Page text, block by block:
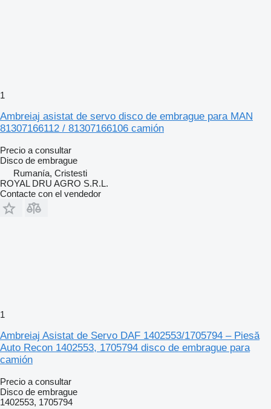
1
Ambreiaj asistat de servo disco de embrague para MAN
81307166112 / 81307166106 camión
Precio a consultar
Disco de embrague
Rumanía, Cristesti
ROYAL DRU AGRO S.R.L.
Contacte con el vendedor
1
Ambreiaj Asistat de Servo DAF 1402553/1705794 – Piesă
Auto Recon 1402553, 1705794 disco de embrague para
camión
Precio a consultar
Disco de embrague
1402553, 1705794